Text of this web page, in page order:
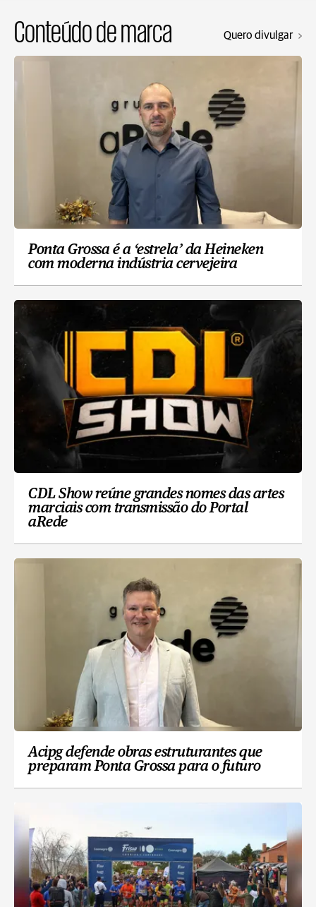
Conteúdo de marca Quero divulgar
Ponta Grossa é a ‘estrela’ da Heineken
com moderna indústria cervejeira
CDL Show reúne grandes nomes das artes
marciais com transmissão do Portal
aRede
Acipg defende obras estruturantes que
preparam Ponta Grossa para o futuro